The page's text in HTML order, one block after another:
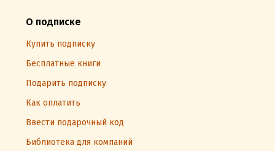
О подписке
Купить подписку
Бесплатные книги
Подарить подписку
Как оплатить
Ввести подарочный код
Библиотека для компаний